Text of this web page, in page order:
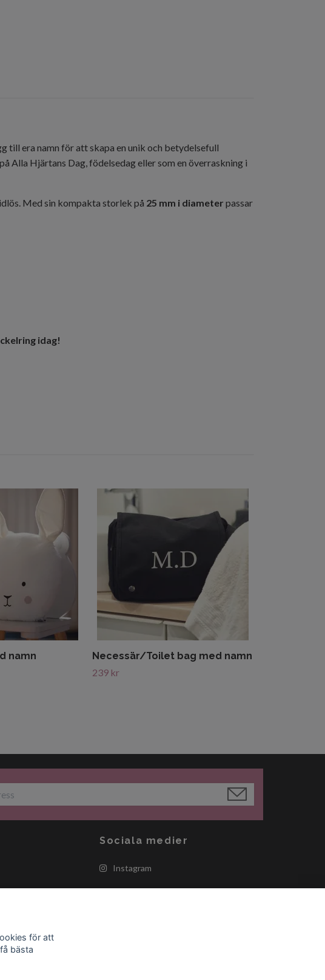
till era namn för att skapa en unik och betydelsefull
Alla Hjärtans Dag, födelsedag eller som en överraskning i
Med sin kompakta storlek på 25 mm i diameter passar
idag!
namn
Necessär/Toilet bag med namn
239 kr
Sociala medier
Instagram
för att
bästa